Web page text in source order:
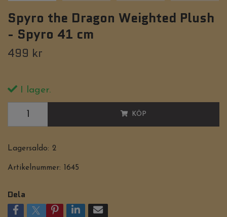
Spyro the Dragon Weighted Plush
- Spyro 41 cm
499 kr
I lager.
KÖP
Lagersaldo: 2
Artikelnummer: 1645
Dela